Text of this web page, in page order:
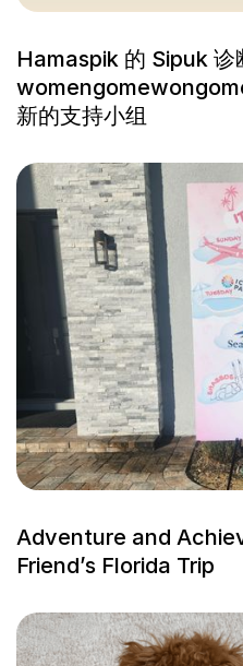
Hamaspik 的 Sipuk 诊
新的支持小组
Adventure and
Friend’s Florida Trip